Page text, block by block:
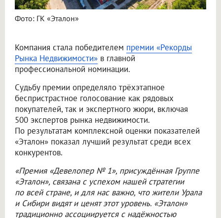
Фото: ГК «Эталон»
Компания стала победителем премии «Рекорды
Рынка Недвижимости» в главной
профессиональной номинации.
Судьбу премии определяло трёхэтапное
беспристрастное голосование как рядовых
покупателей, так и экспертного жюри, включая
500 экспертов рынка недвижимости.
По результатам комплексной оценки показателей
«Эталон» показал лучший результат среди всех
конкурентов.
«Премия «Девелопер № 1», присуждённая Группе
«Эталон», связана с успехом нашей стратегии
по всей стране, и для нас важно, что жители Урала
и Сибири видят и ценят этот уровень. «Эталон»
традиционно ассоциируется с надёжностью